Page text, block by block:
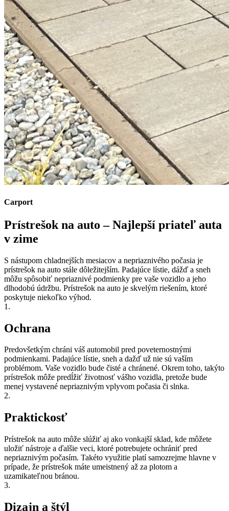
Carport
Prístrešok na auto – Najlepší priateľ auta
v zime
S nástupom chladnejších mesiacov a nepriaznivého počasia je
prístrešok na auto stále dôležitejším. Padajúce lístie, dážď a sneh
môžu spôsobiť nepriaznivé podmienky pre vaše vozidlo a jeho
dlhodobú údržbu. Prístrešok na auto je skvelým riešením, ktoré
poskytuje niekoľko výhod.
1.
Ochrana
Predovšetkým chráni váš automobil pred poveternostnými
podmienkami. Padajúce lístie, sneh a dažď už nie sú vaším
problémom. Vaše vozidlo bude čisté a chránené. Okrem toho, takýto
prístrešok môže predĺžiť životnosť vášho vozidla, pretože bude
menej vystavené nepriaznivým vplyvom počasia či slnka.
2.
Praktickosť
Prístrešok na auto môže slúžiť aj ako vonkajší sklad, kde môžete
uložiť nástroje a ďalšie veci, ktoré potrebujete ochrániť pred
nepriaznivým počasím. Takéto využitie platí samozrejme hlavne v
prípade, že prístrešok máte umeistnený až za plotom a
uzamikateľnou bránou.
3.
Dizajn a štýl